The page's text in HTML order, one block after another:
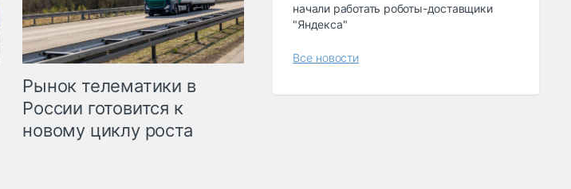
Рынок телематики в
России готовится к
новому циклу роста
начали работать роботы-доставщики
"Яндекса"
Все новости